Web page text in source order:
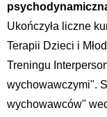
Ukończyła liczne
Terapii Dzieci i
Treningu
wychowawczymi".
wychowawców"